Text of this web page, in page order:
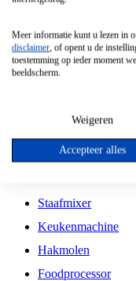
Vrijstaande
Vrijstaande
Inbouw
Inbouw
Kookplaat
Staafmixer
Keukenmachine
Hakmolen
Foodprocessor
Meer informatie kunt u lezen in
disclaimer, of opent u de
toestemming op ieder moment
beeldscherm.
Weigeren
Accepteer alles